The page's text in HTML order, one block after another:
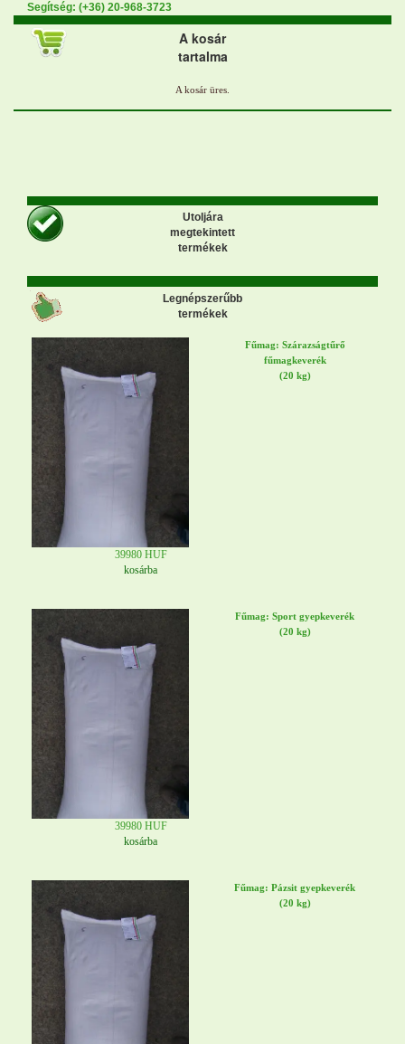
Segítség: (+36) 20-968-3723
A kosár
tartalma
Utoljára
megtekintett
termékek
Legnépszerűbb
termékek
Fűmag: Szárazságtűrő
fűmagkeverék
(20 kg)
39980 HUF
kosárba
Fűmag: Sport gyepkeverék
(20 kg)
39980 HUF
kosárba
Fűmag: Pázsit gyepkeverék
(20 kg)